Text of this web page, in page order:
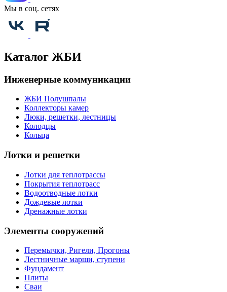
Мы в соц. сетях
Каталог ЖБИ
Инженерные коммуникации
ЖБИ Полушпалы
Коллекторы камер
Люки, решетки, лестницы
Колодцы
Кольца
Лотки и решетки
Лотки для теплотрассы
Покрытия теплотрасс
Водоотводные лотки
Дождевые лотки
Дренажные лотки
Элементы сооружений
Перемычки, Ригели, Прогоны
Лестничные марши, ступени
Фундамент
Плиты
Сваи